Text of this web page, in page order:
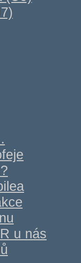
u nás